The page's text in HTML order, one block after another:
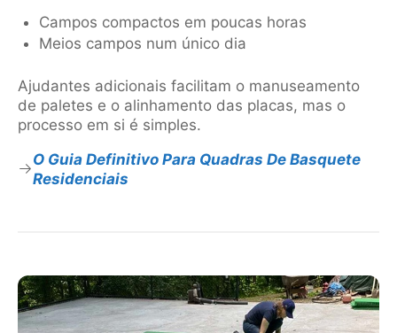
Campos compactos em poucas horas
Meios campos num único dia
Ajudantes adicionais facilitam o manuseamento
de paletes e o alinhamento das placas, mas o
processo em si é simples.
O Guia Definitivo Para Quadras De Basquete
Residenciais